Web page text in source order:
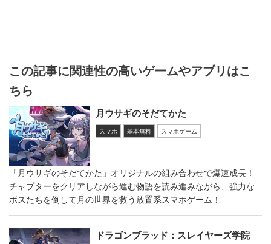
この記事に関連性の高いゲームやアプリはこ
ちら
月ウサギのそだてかた
スマホ 基本無料 スマホゲーム
「月ウサギのそだてかた」オリジナルの組み合わせで爆速成長！
チャプターをクリアしながら進む物語を読み進みながら、強力な
ボスたちを倒して月の世界を救う放置系スマホゲーム！
ドラゴンブラッド：スレイヤーズ学院